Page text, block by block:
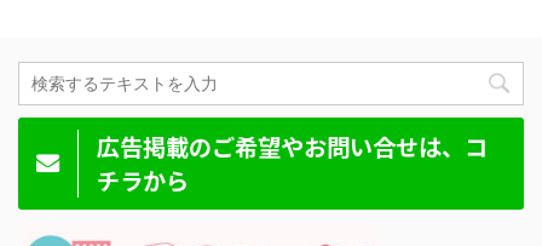
広告掲載のご希望やお問い合せは、コ
チラから